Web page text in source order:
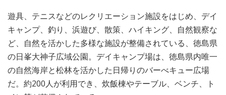
遊具、テニスなどのレクリエーション施設をはじめ、デイ
キャンプ、釣り、浜遊び、散策、ハイキング、自然観察な
ど、自然を活かした多様な施設が整備されている、徳島県
の日峯大神子広域公園。デイキャンプ場は、徳島県内唯一
の自然海岸と松林を活かした日帰りのバーべキュー広場
だ。約200人が利用でき、炊飯棟やテーブル、ベンチ、ト